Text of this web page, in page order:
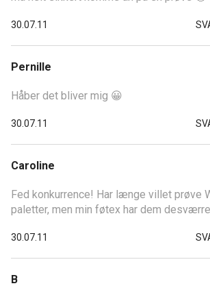
30.07.11
Pernille
Håber det bliver mig 😀
30.07.11
Caroline
Fed konkurrence! Har længe villet prøve
paletter, men min føtex har dem
30.07.11
B